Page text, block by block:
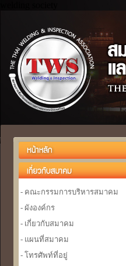
- คณะกรรมการบริหารสมาคม
- ผังองค์กร
- เกี่ยวกับสมาคม
- แผนที่สมาคม
- โทรศัพท์ที่อยู่